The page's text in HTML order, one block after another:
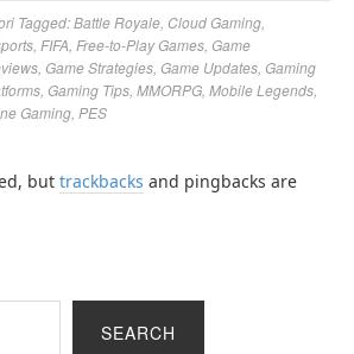
Tagged:Battle Royale Cloud Gaming
FIFA Free-to-Play Games Game
Game Strategies Game Updates Gaming
Gaming Tips MMORPG Mobile Legends
Gaming PES
but trackbacks and pingbacks are
SEARCH